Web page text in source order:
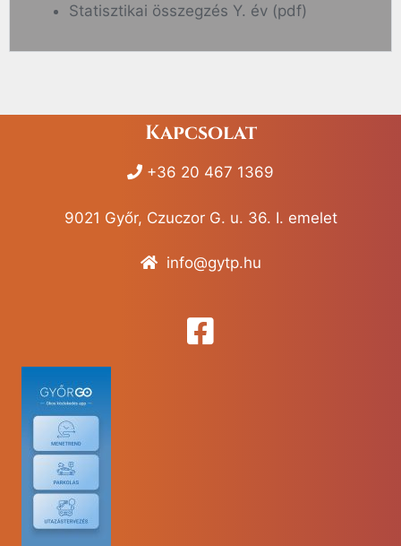
Statisztikai összegzés Y. év (pdf)
Kapcsolat
+36 20 467 1369
9021 Győr, Czuczor G. u. 36. I. emelet
info@gytp.hu